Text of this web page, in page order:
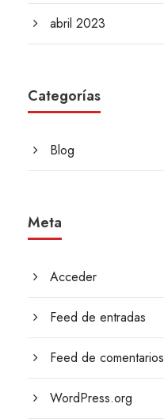
abril 2023
Categorías
Blog
Meta
Acceder
Feed de entradas
Feed de comentarios
WordPress.org